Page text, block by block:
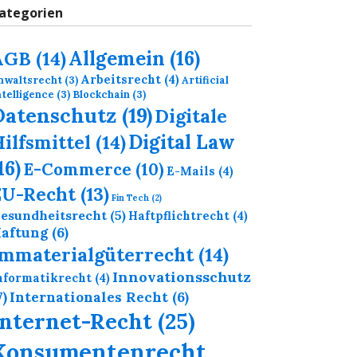
(14)Allgemein (16)
(3) Arbeitsrecht (4)Artificial
(3) Blockchain (3)
(19)Digitale
(14)Digital Law
E-Commerce (10) E-Mails (4)
Recht(13) Fin Tech (2)
(5) Haftpflichtrecht (4)
(6)
(14)
(4) Innovationsschutz
Internationales Recht (6)
Recht (25)